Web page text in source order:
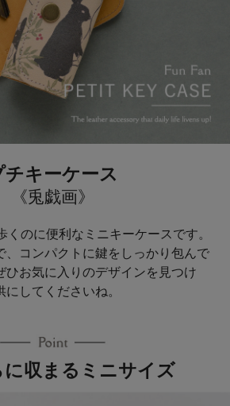
チキーケース
《兎戯画》
くのに便利なミニキーケースです。
、コンパクトに鍵をしっかり包んで
ひお気に入りのデザインを見つけ
してくださいね。
収まるミニサイズ